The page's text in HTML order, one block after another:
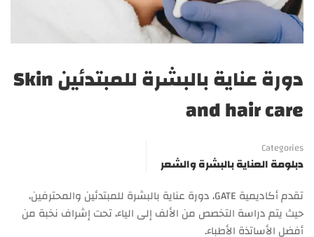
دورة عناية بالبشرة للمبتدئين Skin
and hair care
Categories
دبلومة العناية بالبشرة والشعر
تقدم أكاديمية GATE، دورة عناية بالبشرة للمبتدئين والمحترفين،
حيث يتم دراسة التخصص من الألف إلى الياء، تحت إشراف نخبة من
أفضل الأساتذة الأطباء.